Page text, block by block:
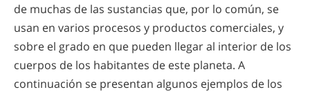
de muchas de las sustancias que, por lo común, se
usan en varios procesos y productos comerciales, y
sobre el grado en que pueden llegar al interior de los
cuerpos de los habitantes de este planeta. A
continuación se presentan algunos ejemplos de los